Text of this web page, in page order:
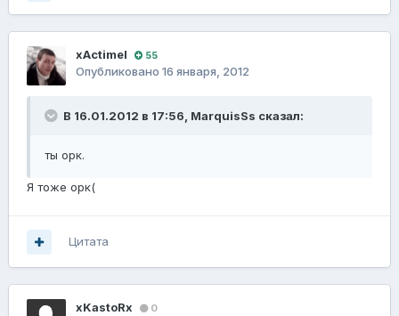
xActimel 55
Опубликовано 16 января, 2012
В 16.01.2012 в 17:56, MarquisSs сказал:
ты орк.
Я тоже орк(
Цитата
xKastoRx 0